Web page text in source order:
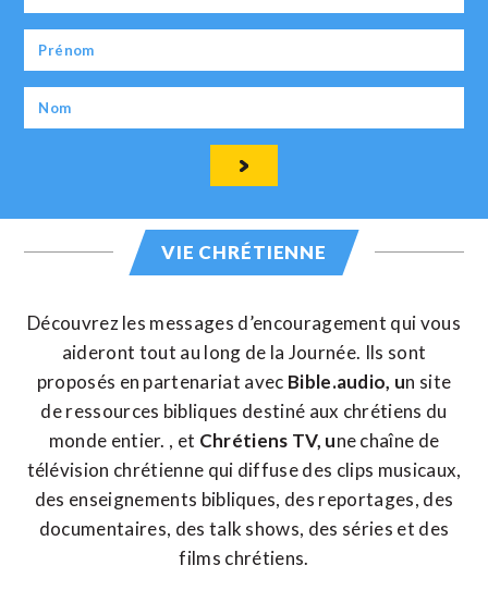
VIE CHRÉTIENNE
Découvrez les messages d’encouragement qui vous
aideront tout au long de la Journée. Ils sont
proposés en partenariat avec Bible.audio, un site
de ressources bibliques destiné aux chrétiens du
monde entier. , et Chrétiens TV, une chaîne de
télévision chrétienne qui diffuse des clips musicaux,
des enseignements bibliques, des reportages, des
documentaires, des talk shows, des séries et des
films chrétiens.